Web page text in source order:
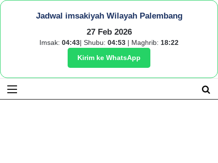
Jadwal imsakiyah Wilayah Palembang
27 Feb 2026
Imsak: 04:43| Shubu: 04:53 | Maghrib: 18:22
Kirim ke WhatsApp
Menu